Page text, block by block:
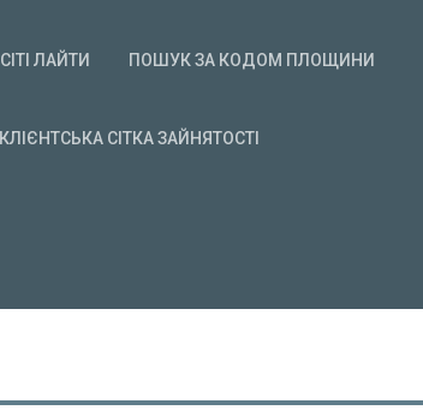
СІТІ ЛАЙТИ ПОШУК ЗА КОДОМ ПЛОЩИНИ
КЛІЄНТСЬКА СІТКА ЗАЙНЯТОСТІ